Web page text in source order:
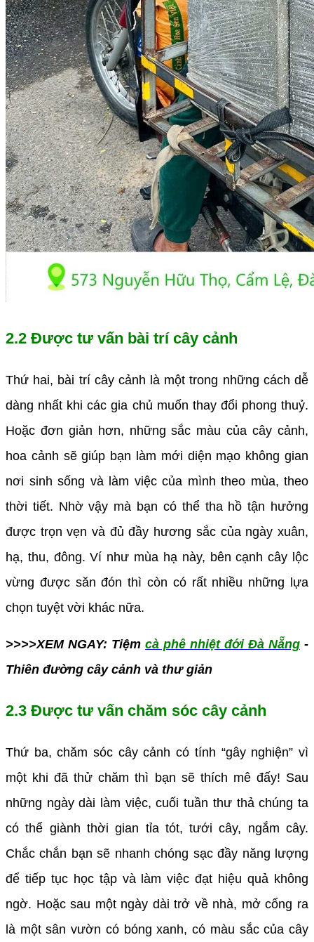
2.2 Được tư vấn bài trí cây cảnh
Thứ hai, bài trí cây cảnh là một trong những cách dễ
dàng nhất khi các gia chủ muốn thay đổi phong thuỷ.
Hoặc đơn giản hơn, những sắc màu của cây cảnh,
hoa cảnh sẽ giúp bạn làm mới diện mạo không gian
nơi sinh sống và làm việc của mình theo mùa, theo
thời tiết. Nhờ vậy mà bạn có thể tha hồ tận hưởng
được trọn vẹn và đủ đầy hương sắc của ngày xuân,
hạ, thu, đông. Ví như mùa hạ này, bên cạnh cây lộc
vừng được săn đón thì còn có rất nhiều những lựa
chọn tuyệt vời khác nữa.
>>>>XEM NGAY: Tiệm cà phê nhiệt đới Đà Nẵng -
Thiên đường cây cảnh và thư giản
2.3 Được tư vấn chăm sóc cây cảnh
Thứ ba, chăm sóc cây cảnh có tính “gây nghiện” vì
một khi đã thử chăm thì bạn sẽ thích mê đấy! Sau
những ngày dài làm việc, cuối tuần thư thả chúng ta
có thể giành thời gian tỉa tót, tưới cây, ngắm cây.
Chắc chắn bạn sẽ nhanh chóng sạc đầy năng lượng
để tiếp tục học tập và làm việc đạt hiệu quả không
ngờ. Hoặc sau một ngày dài trở về nhà, mở cổng ra
là một sân vườn có bóng xanh, có màu sắc của cây